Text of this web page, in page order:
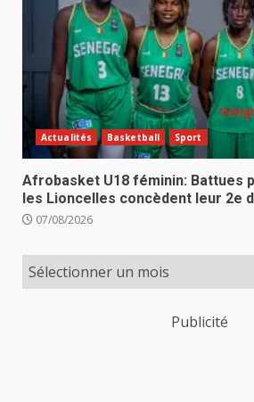
Actualités Basketball Sport
Afrobasket U18 féminin: Battues
les Lioncelles concèdent leur 2e
07/08/2026
Publicité